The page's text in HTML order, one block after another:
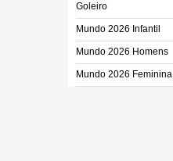
Goleiro
Mundo 2026 Infantil
Mundo 2026 Homens
Mundo 2026 Feminina